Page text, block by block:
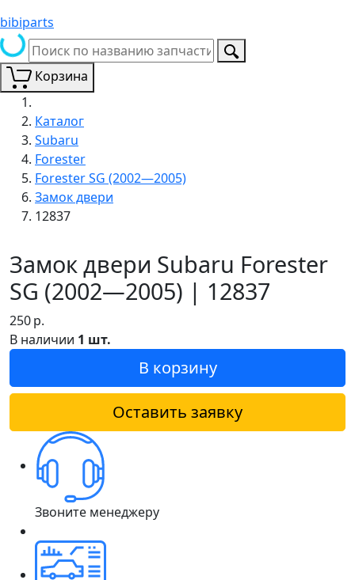
bibiparts
Корзина
Каталог
Subaru
Forester
Forester SG (2002—2005)
Замок двери
12837
Замок двери Subaru Forester
SG (2002—2005) | 12837
250р.
В наличии 1 шт.
В корзину
Оставить заявку
Звоните менеджеру